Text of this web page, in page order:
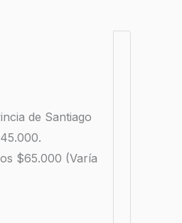
de Santiago
$65.000 (Varía